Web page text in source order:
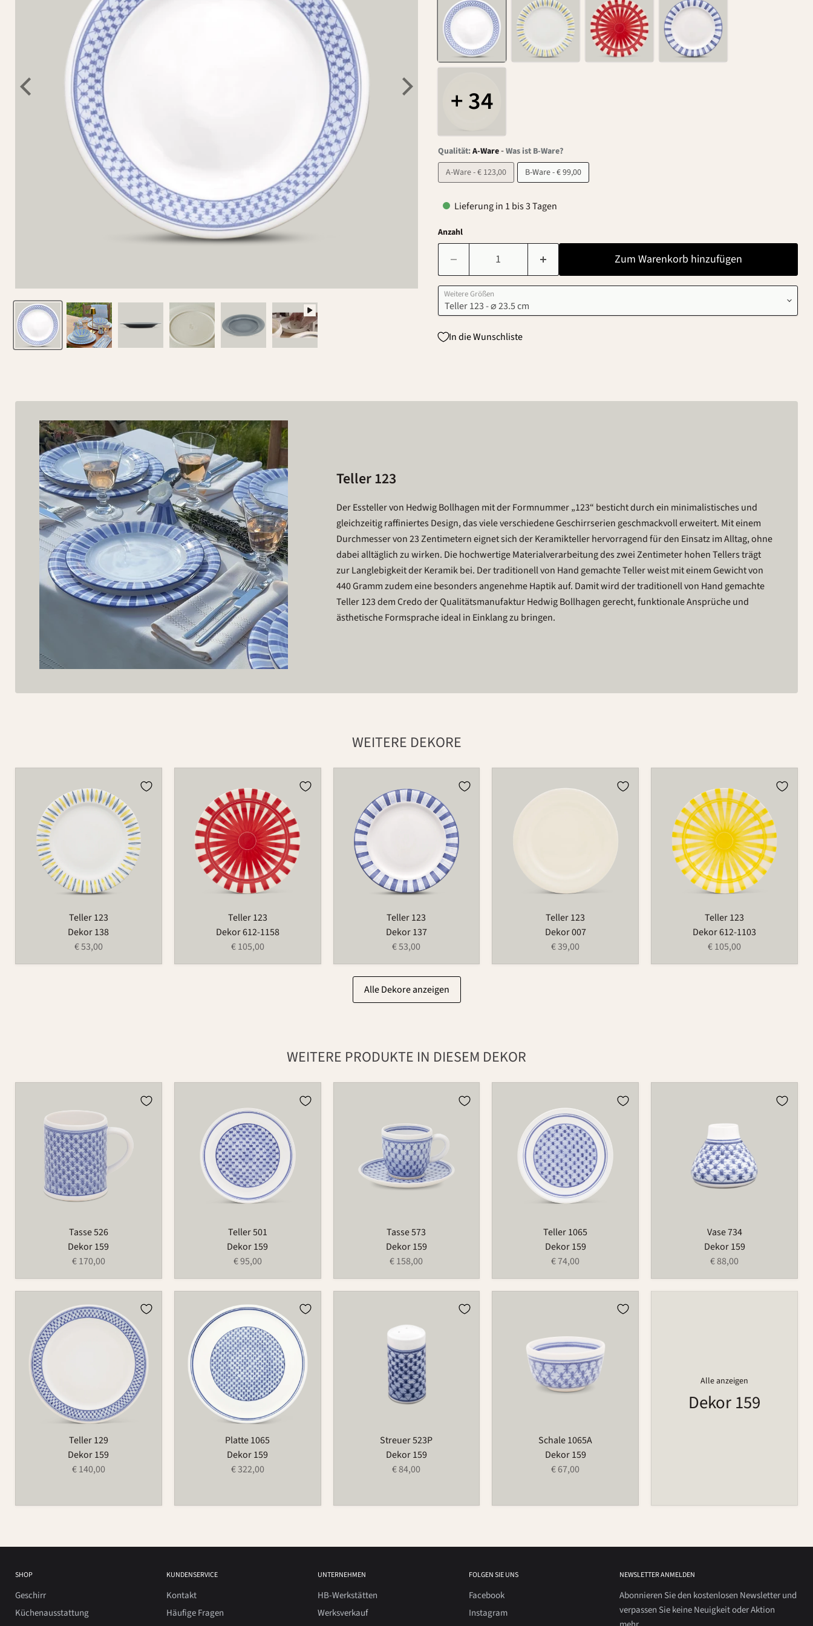
+ 34
Qualität:A-Ware-Was ist B-Ware?
A-Ware - € 123,00
B-Ware - € 99,00
Lieferung in 1 bis 3 Tagen
Anzahl
Zum Warenkorb hinzufügen
Weitere Größen
In die Wunschliste
Teller 123
Der Essteller von Hedwig Bollhagen mit der Formnummer „123“ besticht durch ein minimalistisches und
gleichzeitig raffiniertes Design, das viele verschiedene Geschirrserien geschmackvoll erweitert. Mit einem
Durchmesser von 23 Zentimetern eignet sich der Keramikteller hervorragend für den Einsatz im Alltag, ohne
dabei alltäglich zu wirken. Die hochwertige Materialverarbeitung des zwei Zentimeter hohen Tellers trägt
zur Langlebigkeit der Keramik bei. Der traditionell von Hand gemachte Teller weist mit einem Gewicht von
440 Gramm zudem eine besonders angenehme Haptik auf. Damit wird der traditionell von Hand gemachte
Teller 123 dem Credo der Qualitätsmanufaktur Hedwig Bollhagen gerecht, funktionale Ansprüche und
ästhetische Formsprache ideal in Einklang zu bringen.
WEITERE DEKORE
Teller 123
Dekor 138
€ 53,00
Teller 123
Dekor 612-1158
€ 105,00
Teller 123
Dekor 137
€ 53,00
Teller 123
Dekor 007
€ 39,00
Teller 123
Dekor 612-1103
€ 105,00
Alle Dekore anzeigen
WEITERE PRODUKTE IN DIESEM DEKOR
Tasse 526
Dekor 159
€ 170,00
Teller 501
Dekor 159
€ 95,00
Tasse 573
Dekor 159
€ 158,00
Teller 1065
Dekor 159
€ 74,00
Vase 734
Dekor 159
€ 88,00
Teller 129
Dekor 159
€ 140,00
Platte 1065
Dekor 159
€ 322,00
Streuer 523P
Dekor 159
€ 84,00
Schale 1065A
Dekor 159
€ 67,00
Alle anzeigen
Dekor 159
SHOP
Geschirr
Küchenausstattung
KUNDENSERVICE
Kontakt
Häufige Fragen
UNTERNEHMEN
HB-Werkstätten
Werksverkauf
FOLGEN SIE UNS
Facebook
Instagram
NEWSLETTER ANMELDEN
Abonnieren Sie den kostenlosen Newsletter und
verpassen Sie keine Neuigkeit oder Aktion